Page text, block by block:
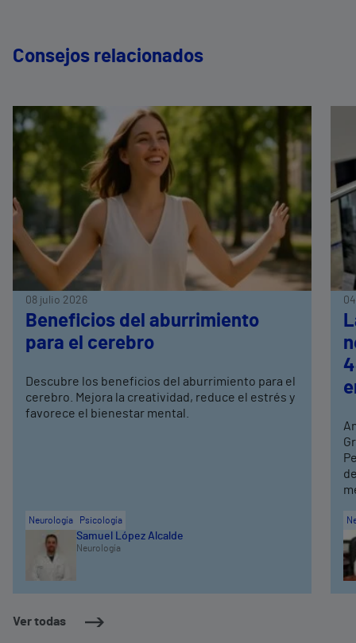
Consejos relacionados
Ver todas
08 julio 2026
Beneficios del aburrimiento
para el cerebro
Descubre los beneficios del aburrimiento para el
cerebro. Mejora la creatividad, reduce el estrés y
favorece el bienestar mental.
Neurología Psicología
Samuel López Alcalde
Neurología